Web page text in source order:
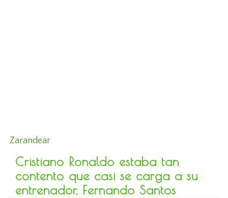
Zarandear
Cristiano Ronaldo estaba tan
contento que casi se carga a su
entrenador, Fernando Santos